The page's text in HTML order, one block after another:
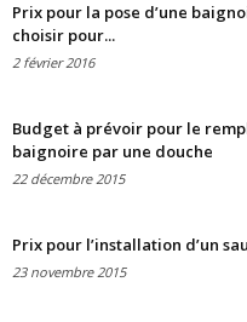
Prix pour la pose d’une
choisir pour...
2 février 2016
Budget à prévoir pour le
baignoire par une douche
22 décembre 2015
Prix pour l’installation d’un
23 novembre 2015